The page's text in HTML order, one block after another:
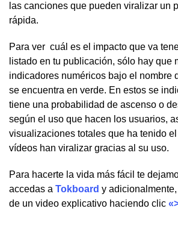
las canciones que pueden viralizar un
rápida.
Para ver cuál es el impacto que va
listado en tu publicación, sólo hay que
indicadores numéricos bajo el nombre
se encuentra en verde. En estos se
tiene una probabilidad de ascenso o
según el uso que hacen los usuarios,
visualizaciones totales que ha tenido
vídeos han viralizar gracias al su uso.
Para hacerte la vida más fácil te
accedas a Tokboard y
de un video explicativo haciendo clic